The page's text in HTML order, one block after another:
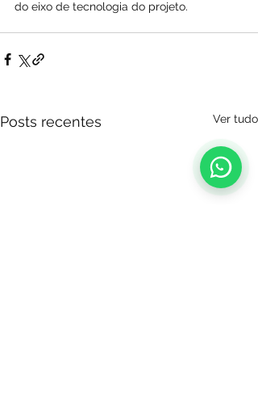
do eixo de tecnologia do projeto.
Posts recentes Ver tudo